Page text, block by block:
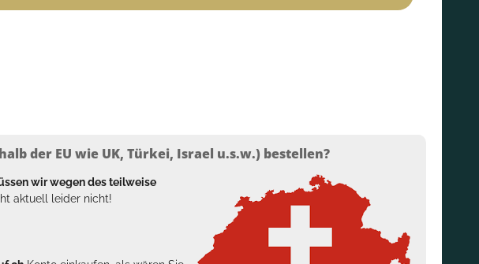
der EU wie UK, Türkei, Israel u.s.w.) bestellen?
wir wegen des teilweise
aktuell leider nicht!